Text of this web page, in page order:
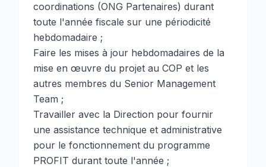
coordinations (ONG Partenaires) durant
toute l'année fiscale sur une périodicité
hebdomadaire ;
Faire les mises à jour hebdomadaires de la
mise en œuvre du projet au COP et les
autres membres du Senior Management
Team ;
Travailler avec la Direction pour fournir
une assistance technique et administrative
pour le fonctionnement du programme
PROFIT durant toute l'année ;